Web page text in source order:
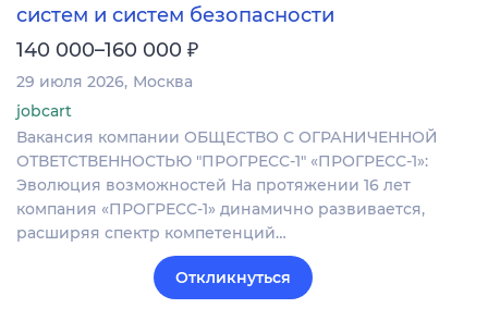
систем и систем безопасности
140 000–160 000 ₽
29 июля 2026 Москва
jobcart
Вакансия компании ОБЩЕСТВО С ОГРАНИЧЕННОЙ
ОТВЕТСТВЕННОСТЬЮ "ПРОГРЕСС-1" «ПРОГРЕСС-1»:
Эволюция возможностей На протяжении 16 лет
компания «ПРОГРЕСС-1» динамично развивается,
расширяя спектр компетенций…
Откликнуться